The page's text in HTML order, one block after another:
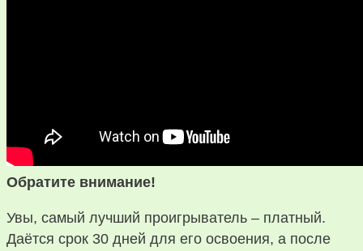
Обратите внимание!
Увы, самый лучший проигрыватель – платный.
Даётся срок 30 дней для его освоения, а после